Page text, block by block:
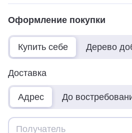
Оформление покупки
Купить себе Дерево
Доставка
Адрес До